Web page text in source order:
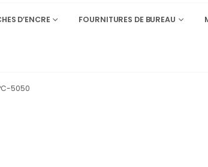
D’ENCRE FOURNITURES DE BUREAU
5050